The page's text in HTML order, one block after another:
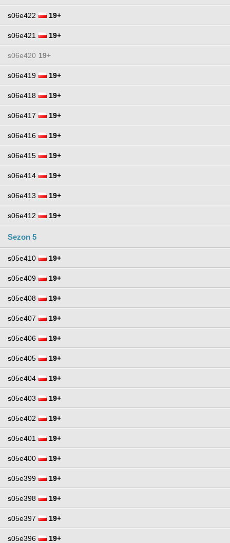
s06e422 19+
s06e421 19+
s06e420 19+
s06e419 19+
s06e418 19+
s06e417 19+
s06e416 19+
s06e415 19+
s06e414 19+
s06e413 19+
s06e412 19+
Sezon 5
s05e410 19+
s05e409 19+
s05e408 19+
s05e407 19+
s05e406 19+
s05e405 19+
s05e404 19+
s05e403 19+
s05e402 19+
s05e401 19+
s05e400 19+
s05e399 19+
s05e398 19+
s05e397 19+
s05e396 19+